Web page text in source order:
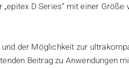
D Series“ mit einer Größe
der Möglichkeit zur
Beitrag zu Anwendungen